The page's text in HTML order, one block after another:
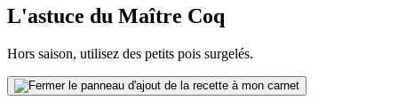
L'astuce du Maître Coq
Hors saison, utilisez des petits pois surgelés.